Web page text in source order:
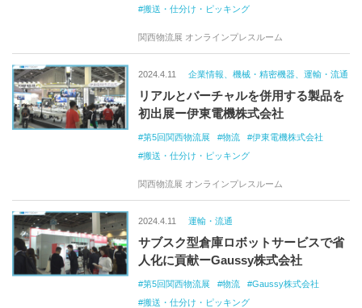
搬送・仕分け・ピッキング
関西物流展 オンラインプレスルーム
2024.4.11 企業情報、機械・精密機器、運輸・流通
リアルとバーチャルを併用する製品を
初出展ー伊東電機株式会社
第5回関西物流展 物流
伊東電機株式会社
搬送・仕分け・ピッキング
関西物流展 オンラインプレスルーム
2024.4.11 運輸・流通
サブスク型倉庫ロボットサービスで省
人化に貢献ーGaussy株式会社
第5回関西物流展 物流
Gaussy株式会社
搬送・仕分け・ピッキング